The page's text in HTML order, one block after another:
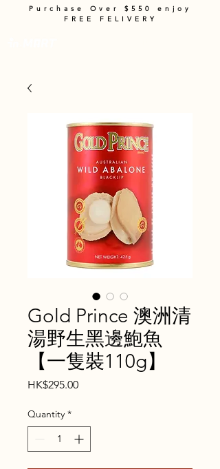
Purchase Over $550 enjoy
FREE FELIVERY
Gold Prince 澳洲清
湯野生黑邊鮑魚
【一隻裝110g】
HK$295.00Price
Quantity *